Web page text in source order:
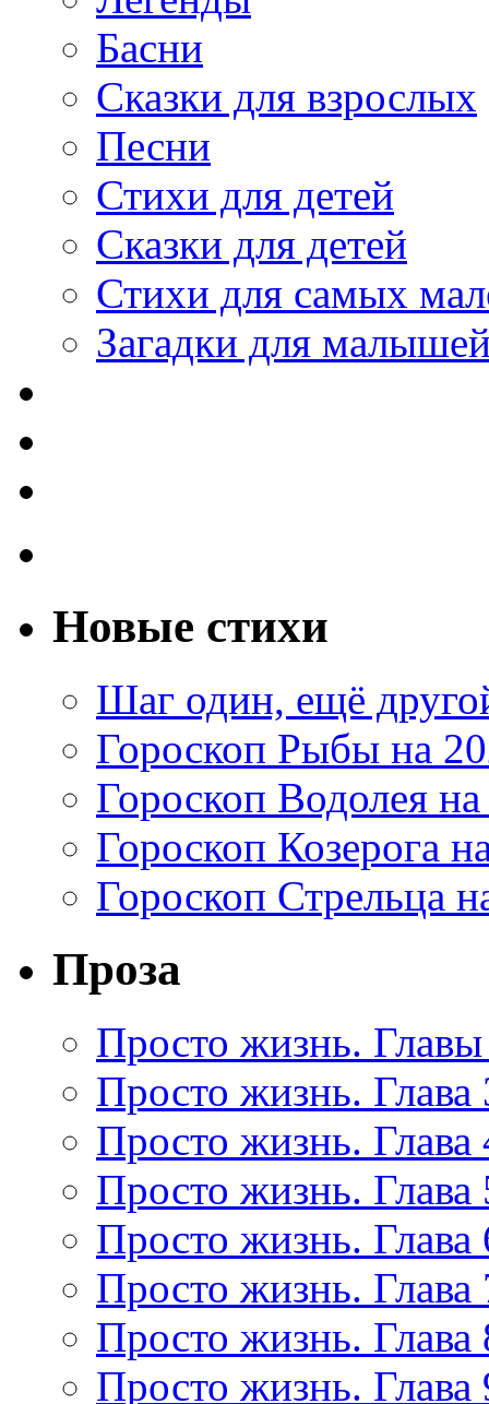
Басни
Сказки для взрослых
Песни
Стихи для детей
Сказки для детей
Стихи для самых
Загадки для
Новые стихи
Шаг один, ещё
Гороскоп Рыбы на
Гороскоп Водолея
Гороскоп Козерога
Гороскоп Стрельца
Проза
Просто жизнь.
Просто жизнь. Глава
Просто жизнь. Глава
Просто жизнь. Глава
Просто жизнь. Глава
Просто жизнь. Глава
Просто жизнь. Глава
Просто жизнь. Глава